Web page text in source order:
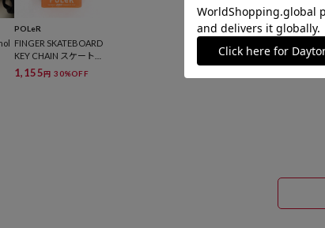
POLeR
FINGER SKATEBOARD
KEY CHAIN スケートボ
ード キーチェーン
1,155 円 30%OFF